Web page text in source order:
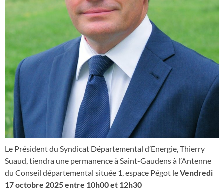
Le Président du Syndicat Départemental d’Energie, Thierry
Suaud, tiendra une permanence à Saint-Gaudens à l’Antenne
du Conseil départemental située 1, espace Pégot leVendredi
17 octobre 2025 entre 10h00 et 12h30